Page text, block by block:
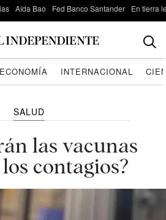
Aída Bao Fed Banco Santander En tierra
ECONOMÍA INTERNACIONAL
SALUD
las vacunas
contagios?